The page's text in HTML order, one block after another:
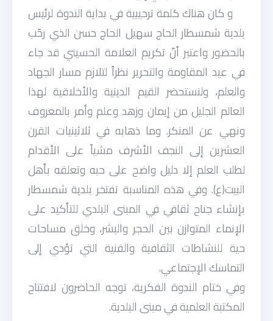
و كان هناك كلمة ترحيبية في بداية الندوة لرئيس
بلدية شمسطار الحاج سهيل الحاج حسن الذي رحّب
بالحضور واعتبر أنّ تكريم العلامة الحسيني قد جاء
في عيد المقاومة والتحرير نظراً لتلازم مسار الجهاد
والعلم، ولنستحضر القيم الدينية والأخلاقية لهذا
العالم الجليل من إيمان وزهد وعلم وأمر بالمعروف
ونهي عن المنكر. وما ذهابه في ثلاثينيات القرن
العشرين إلى النجف الأشرف مشياً على الأقدام
لطلب العلم إلا دليل واضح على حبه وتعلقه بأهل
البيت(ع). وفي هذه المناسبة تفتخر بلدية شمسطار
بإنشاء جناح ثقافي في المبنى البلدي للتأكيد على
الإنماء المتوازن بين الحجر والبشر، وخلق مساحات
حية للنشاطات الثقافية والفنية التي تؤدي إلى
التماسك الإجتماعي.
وفي ختام الندوة الفكرية، توجه الحاضرون لافتتاح
المكتبة العلمية في مبنى البلدية.